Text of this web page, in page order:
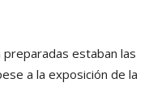
estaban las
a la exposición de la